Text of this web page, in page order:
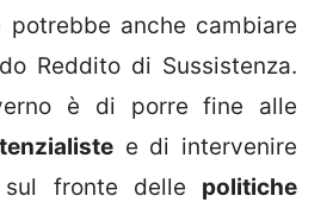
potrebbe anche cambiare
Reddito di Sussistenza.
è di porre fine alle
e di intervenire
sul fronte delle politiche